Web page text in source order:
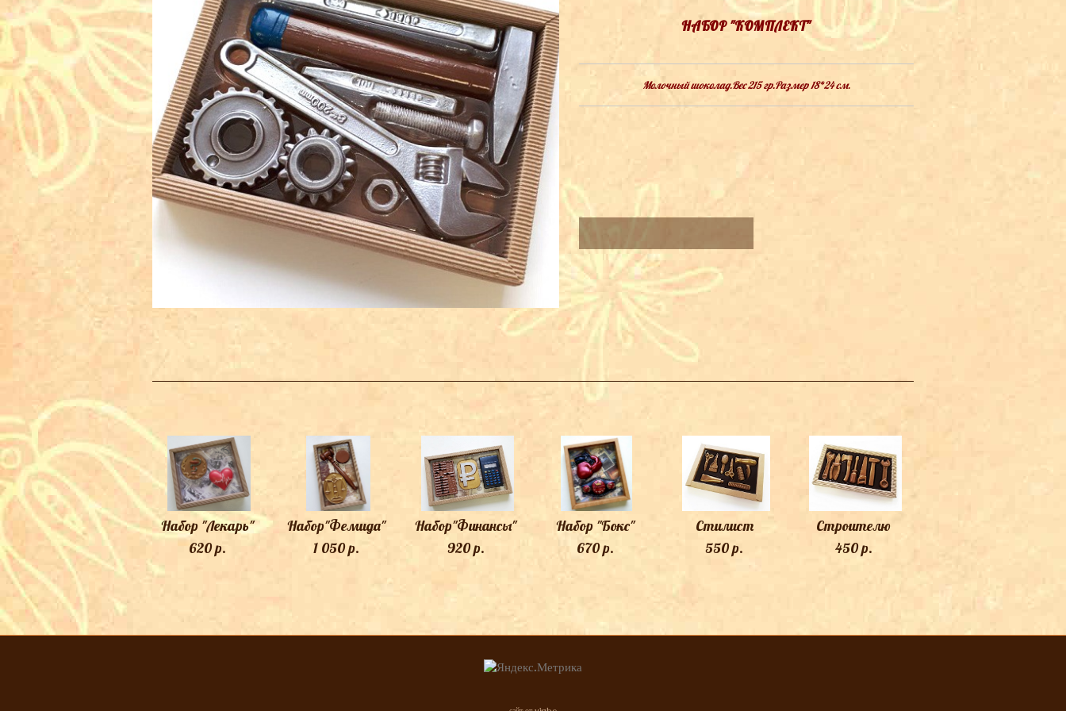
НАБОР "КОМПЛЕКТ"
Молочный шоколад.Вес 215 гр.Размер 18*24 см.
ТАКЖЕ ВАМ МОЖЕТ ПОНРАВИТЬСЯ
Набор "Лекарь"
620 p.
Набор"Фемида"
1 050 p.
Набор"Финансы"
920 p.
Набор "Бокс"
670 p.
Стилист
550 p.
Строителю
450 p.